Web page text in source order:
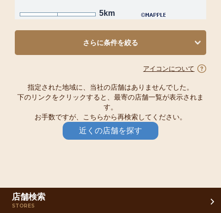
5km
さらに条件を絞る
アイコンについて
指定された地域に、当社の店舗はありませんでした。
下のリンクをクリックすると、最寄の店舗一覧が表示されま
す。
お手数ですが、こちらから再検索してください。
近くの店舗を探す
店舗検索
STORES